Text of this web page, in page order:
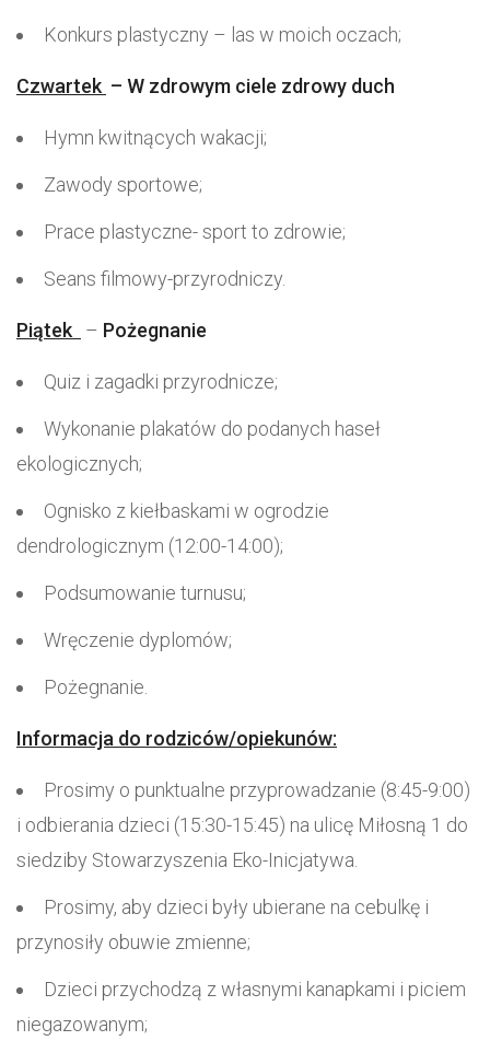
Konkurs plastyczny – las w moich oczach;
Czwartek – W zdrowym ciele zdrowy duch
Hymn kwitnących wakacji;
Zawody sportowe;
Prace plastyczne- sport to zdrowie;
Seans filmowy-przyrodniczy.
Piątek – Pożegnanie
Quiz i zagadki przyrodnicze;
Wykonanie plakatów do podanych haseł
ekologicznych;
Ognisko z kiełbaskami w ogrodzie
dendrologicznym (12:00-14:00);
Podsumowanie turnusu;
Wręczenie dyplomów;
Pożegnanie.
Informacja do rodziców/opiekunów:
Prosimy o punktualne przyprowadzanie (8:45-9:00)
i odbierania dzieci (15:30-15:45) na ulicę Miłosną 1 do
siedziby Stowarzyszenia Eko-Inicjatywa.
Prosimy, aby dzieci były ubierane na cebulkę i
przynosiły obuwie zmienne;
Dzieci przychodzą z własnymi kanapkami i piciem
niegazowanym;